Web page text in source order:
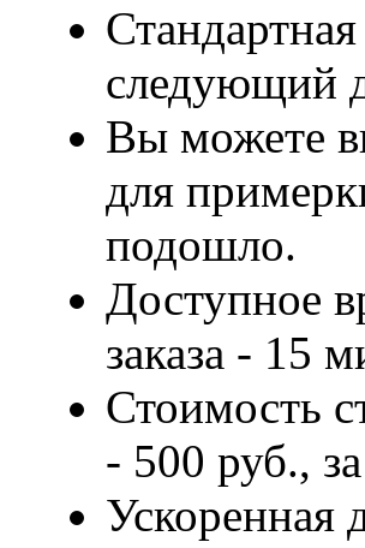
следующий
Вы можете
для
подошло.
Доступное
заказа - 15
Стоимость
- 500 руб.,
Ускоренная